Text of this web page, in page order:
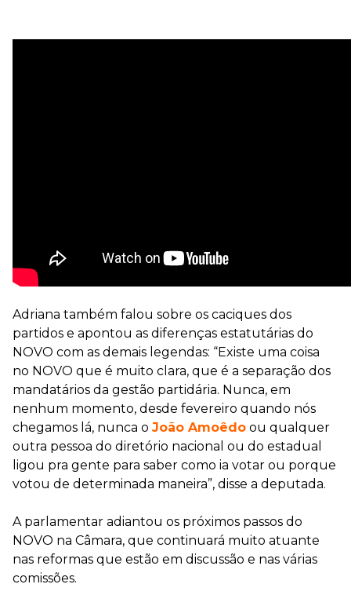
Adriana também falou sobre os caciques dos
partidos e apontou as diferenças estatutárias do
NOVO com as demais legendas: “Existe uma coisa
no NOVO que é muito clara, que é a separação dos
mandatários da gestão partidária. Nunca, em
nenhum momento, desde fevereiro quando nós
chegamos lá, nunca o João Amoêdo ou qualquer
outra pessoa do diretório nacional ou do estadual
ligou pra gente para saber como ia votar ou porque
votou de determinada maneira”, disse a deputada.
A parlamentar adiantou os próximos passos do
NOVO na Câmara, que continuará muito atuante
nas reformas que estão em discussão e nas várias
comissões.